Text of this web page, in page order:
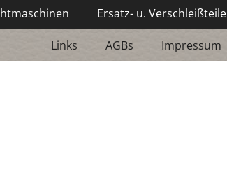
Ersatz- u. Verschleißteile
Links AGBs Impressum